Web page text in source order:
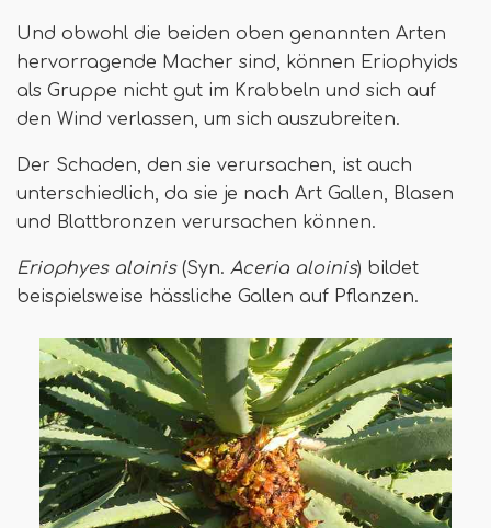
Und obwohl die beiden oben genannten Arten
hervorragende Macher sind, können Eriophyids
als Gruppe nicht gut im Krabbeln und sich auf
den Wind verlassen, um sich auszubreiten.
Der Schaden, den sie verursachen, ist auch
unterschiedlich, da sie je nach Art Gallen, Blasen
und Blattbronzen verursachen können.
Eriophyes aloinis(Syn. Aceria aloinis) bildet
beispielsweise hässliche Gallen auf Pflanzen.